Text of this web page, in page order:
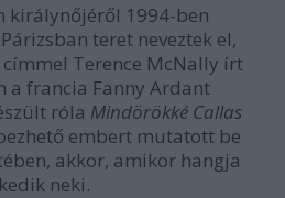
királynőjéről 1994-ben
teret neveztek el,
Terence McNally írt
a francia Fanny Ardant
róla Mindörökké Callas
embert mutatott be
akkor, amikor hangja
neki.